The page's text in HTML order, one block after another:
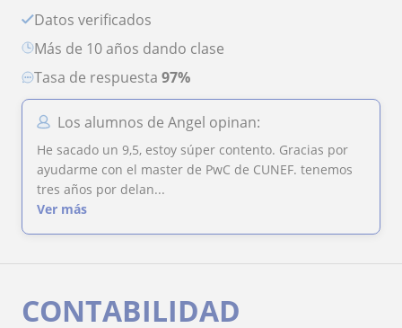
Datos verificados
más de 10 años dando clase
Tasa de respuesta 97%
Los alumnos de Angel opinan:
He sacado un 9,5, estoy súper contento. Gracias por
ayudarme con el master de PwC de CUNEF. tenemos
tres años por delan...
Ver más
CONTABILIDAD